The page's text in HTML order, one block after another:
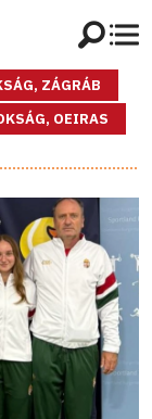
ZÁGRÁB
OEIRAS